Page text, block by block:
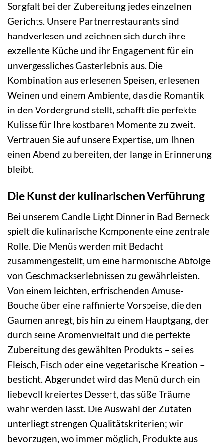
Sorgfalt bei der Zubereitung jedes einzelnen
Gerichts. Unsere Partnerrestaurants sind
handverlesen und zeichnen sich durch ihre
exzellente Küche und ihr Engagement für ein
unvergessliches Gasterlebnis aus. Die
Kombination aus erlesenen Speisen, erlesenen
Weinen und einem Ambiente, das die Romantik
in den Vordergrund stellt, schafft die perfekte
Kulisse für Ihre kostbaren Momente zu zweit.
Vertrauen Sie auf unsere Expertise, um Ihnen
einen Abend zu bereiten, der lange in Erinnerung
bleibt.
Die Kunst der kulinarischen Verführung
Bei unserem Candle Light Dinner in Bad Berneck
spielt die kulinarische Komponente eine zentrale
Rolle. Die Menüs werden mit Bedacht
zusammengestellt, um eine harmonische Abfolge
von Geschmackserlebnissen zu gewährleisten.
Von einem leichten, erfrischenden Amuse-
Bouche über eine raffinierte Vorspeise, die den
Gaumen anregt, bis hin zu einem Hauptgang, der
durch seine Aromenvielfalt und die perfekte
Zubereitung des gewählten Produkts – sei es
Fleisch, Fisch oder eine vegetarische Kreation –
besticht. Abgerundet wird das Menü durch ein
liebevoll kreiertes Dessert, das süße Träume
wahr werden lässt. Die Auswahl der Zutaten
unterliegt strengen Qualitätskriterien; wir
bevorzugen, wo immer möglich, Produkte aus